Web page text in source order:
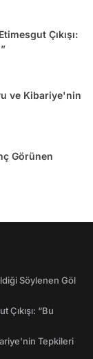
Çıkışı:
ve Kibariye'nin
Görünen
Söylenen Göl
“Bu
Tepkileri